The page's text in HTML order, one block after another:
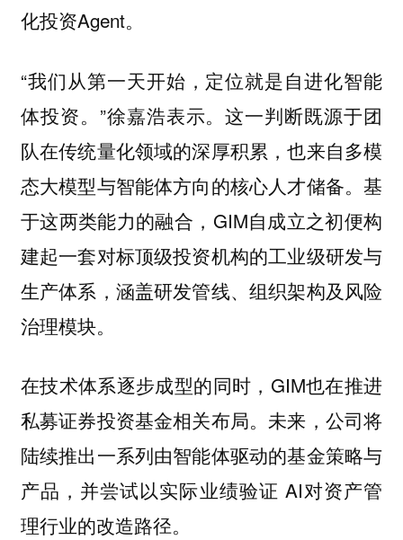
化投资Agent。
“我们从第一天开始，定位就是自进化智能
体投资。”徐嘉浩表示。这一判断既源于团
队在传统量化领域的深厚积累，也来自多模
态大模型与智能体方向的核心人才储备。基
于这两类能力的融合，GIM自成立之初便构
建起一套对标顶级投资机构的工业级研发与
生产体系，涵盖研发管线、组织架构及风险
治理模块。
在技术体系逐步成型的同时，GIM也在推进
私募证券投资基金相关布局。未来，公司将
陆续推出一系列由智能体驱动的基金策略与
产品，并尝试以实际业绩验证 AI对资产管
理行业的改造路径。